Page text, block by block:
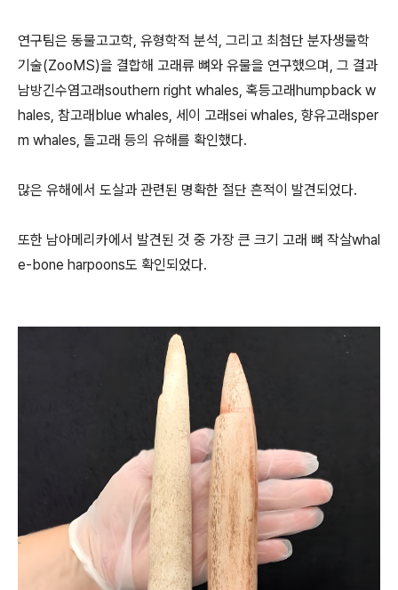
연구팀은 동물고고학, 유형학적 분석, 그리고 최첨단 분자생물학
기술(ZooMS)을 결합해 고래류 뼈와 유물을 연구했으며, 그 결과
남방긴수염고래southern right whales, 혹등고래humpback w
hales, 참고래blue whales, 세이 고래sei whales, 향유고래sper
m whales, 돌고래 등의 유해를 확인했다.
많은 유해에서 도살과 관련된 명확한 절단 흔적이 발견되었다.
또한 남아메리카에서 발견된 것 중 가장 큰 크기 고래 뼈 작살whal
e-bone harpoons도 확인되었다.